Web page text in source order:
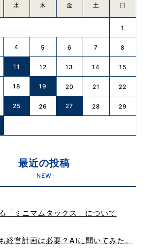
水 木 金 土 日
1
4 5 6 7 8
11 12 13 14 15
18 19 20 21 22
25 26 27 28 29
最近の投稿
NEW
「ミニマムタックス」について
経営計画は必要？AIに聞いてみた。